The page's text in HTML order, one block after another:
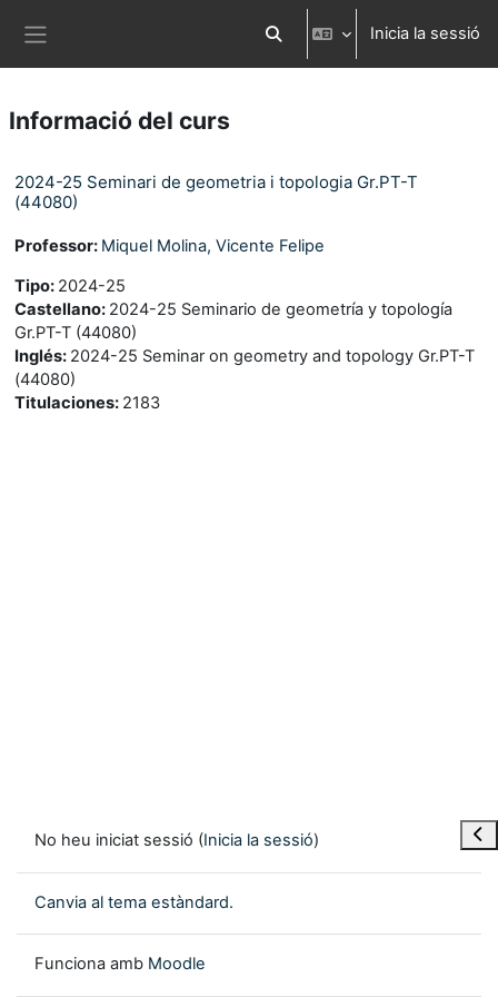
Commuta l'entrada de la cerca
Inicia la sessió
Informació del curs
2024-25 Seminari de geometria i topologia Gr.PT-T
(44080)
Professor: Miquel Molina, Vicente Felipe
Tipo: 2024-25
Castellano: 2024-25 Seminario de geometría y topología
Gr.PT-T (44080)
Inglés: 2024-25 Seminar on geometry and topology Gr.PT-T
(44080)
Titulaciones: 2183
No heu iniciat sessió (Inicia la sessió)
Canvia al tema estàndard.
Funciona amb Moodle